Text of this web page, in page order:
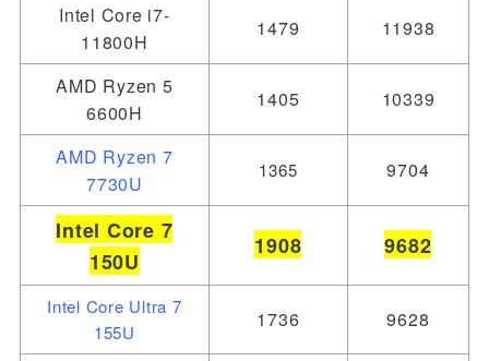
Intel Core i7-
11800H
1479 11938
AMD Ryzen 5
6600H
1405 10339
AMD Ryzen 7
7730U
1365 9704
Intel Core 7
150U
1908 9682
Intel Core Ultra 7
155U
1736 9628